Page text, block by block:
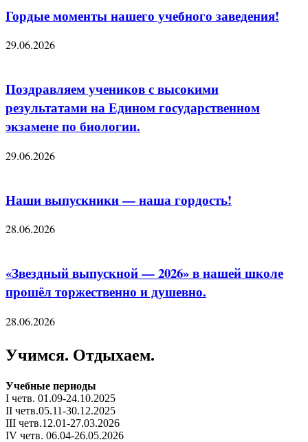
Гордые моменты нашего учебного заведения!
29.06.2026
Поздравляем учеников с высокими
результатами на Едином государственном
экзамене по биологии.
29.06.2026
Наши выпускники — наша гордость!
28.06.2026
«Звездный выпускной — 2026» в нашей школе
прошёл торжественно и душевно.
28.06.2026
Учимся. Отдыхаем.
Учебные периоды
I четв. 01.09-24.10.2025
II четв.05.11-30.12.2025
III четв.12.01-27.03.2026
IV четв. 06.04-26.05.2026